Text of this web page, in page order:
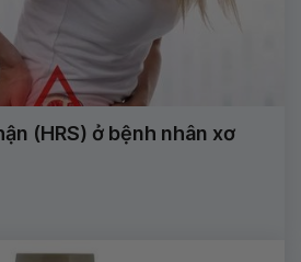
(HRS) ở bệnh nhân xơ